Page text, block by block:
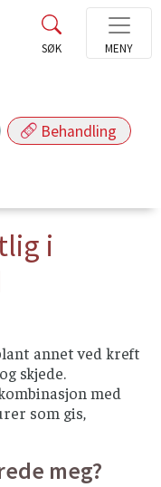
Behandling
i
annet ved kreft
skjede.
med
som gis,
meg?